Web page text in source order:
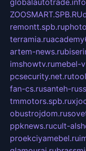
ZOOSMART.SPB.RU
remontt.spb.ru
terramia.ru
artem-news.ru
imshowtv.rumebel-
pcsecurity.net.ru
fan-cs.rusanteh-
tmmotors.spb.ru
obustrojdom.ru
ppknews.rucult-
proekciyamebel.ru